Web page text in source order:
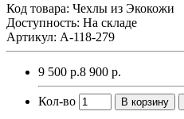
Код товара: Чехлы из Экокожи
Доступность: На складе
Артикул: A-118-279
9 500 р.8 900 р.
Кол-во В корзину